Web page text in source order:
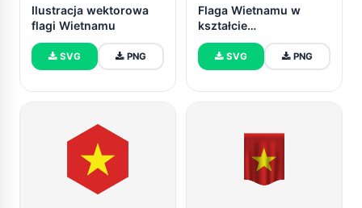
Ilustracja wektorowa
flagi Wietnamu
SVG PNG
Flaga Wietnamu w
kształcie
zaokrąglonego
heksagonu
SVG PNG